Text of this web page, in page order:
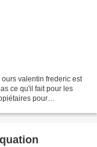
valentin frederic est
ce qu'il fait pour les
pour